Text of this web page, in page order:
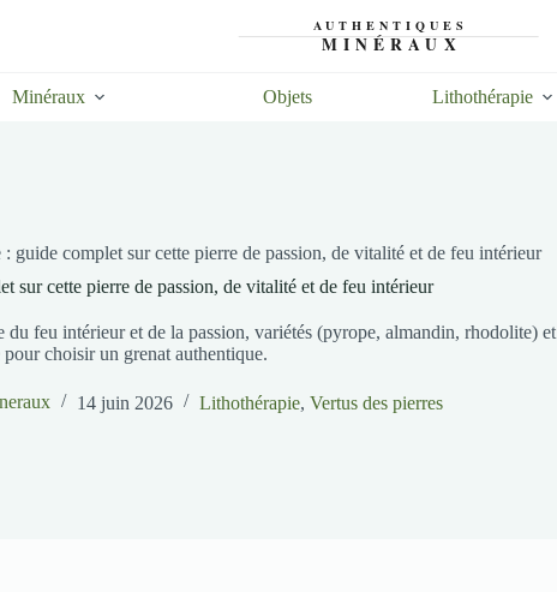
Minéraux Objets Lithothérapie
: guide complet sur cette pierre de passion, de vitalité et de feu intérieur
sur cette pierre de passion, de vitalité et de feu intérieur
feu intérieur et de la passion, variétés (pyrope, almandin, rhodolite) et
pour choisir un grenat authentique.
14 juin 2026 Lithothérapie, Vertus des pierres